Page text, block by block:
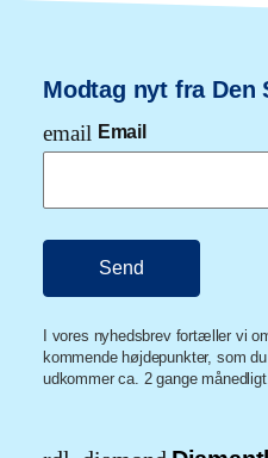
Modtag nyt fra Den
email Email
I vores nyhedsbrev fortæller vi
kommende højdepunkter, som
udkommer ca. 2 gange